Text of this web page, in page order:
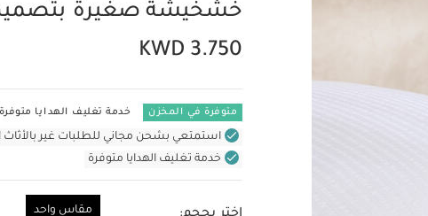
خشخيشة صغيرة بتصميم
KWD 3.750
متوفرة في المخزن خدمة تغليف الهدايا متوفرة
استمتعي بشحن مجاني للطلبات غير بالأثاث التي
خدمة تغليف الهدايا متوفرة
مقاس واحد